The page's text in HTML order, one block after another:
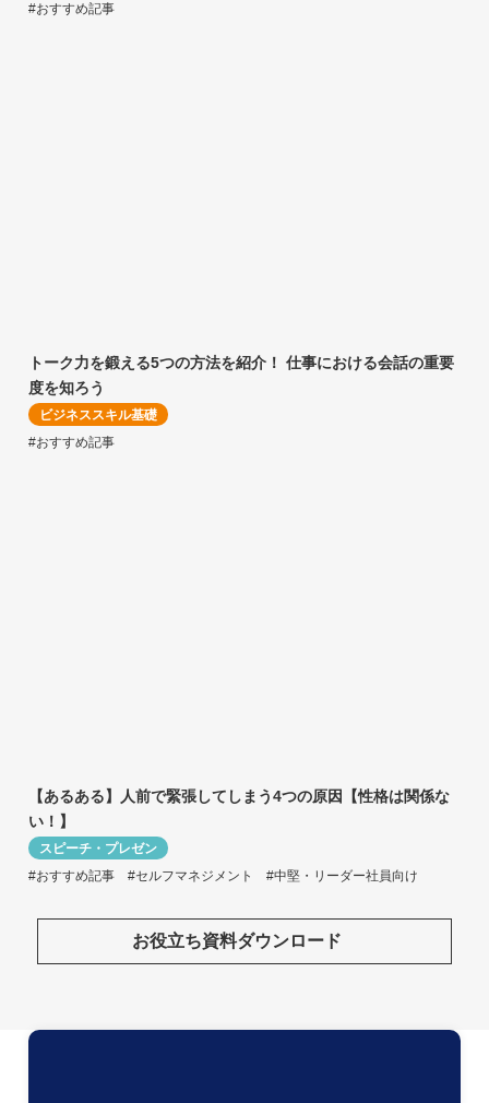
#おすすめ記事
トーク力を鍛える5つの方法を紹介！ 仕事における会話の重要
度を知ろう
ビジネススキル基礎
#おすすめ記事
【あるある】人前で緊張してしまう4つの原因【性格は関係な
い！】
スピーチ・プレゼン
#おすすめ記事
#セルフマネジメント #中堅・リーダー社員向け
お役立ち資料ダウンロード